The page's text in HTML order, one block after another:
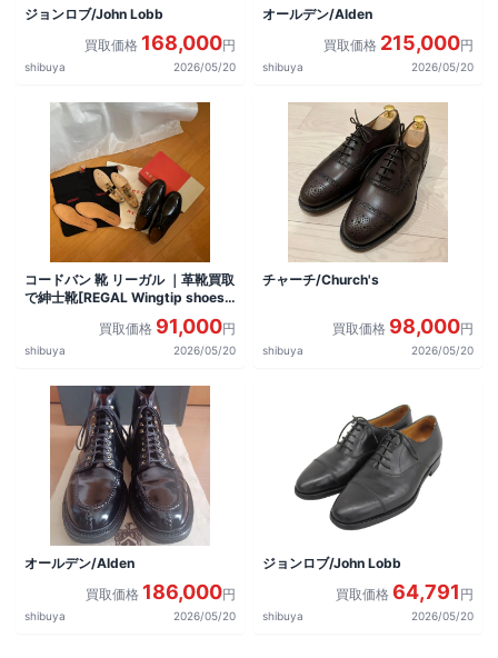
ジョンロブ/John Lobb
買取価格 168,000円
shibuya 2026/05/20
オールデン/Alden
買取価格 215,000円
shibuya 2026/05/20
コードバン 靴 リーガル ｜革靴買取
で紳士靴[REGAL Wingtip shoes]
買取価格 91,000円
shibuya 2026/05/20
チャーチ/Church's
買取価格 98,000円
shibuya 2026/05/20
オールデン/Alden
買取価格 186,000円
shibuya 2026/05/20
ジョンロブ/John Lobb
買取価格 64,791 円
shibuya 2026/05/20